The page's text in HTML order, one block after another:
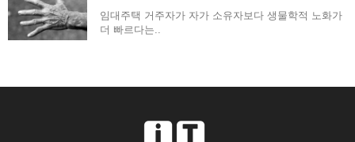
임대주택 거주자가 자가 소유자보다 생물학적 노화가
더 빠르다는..